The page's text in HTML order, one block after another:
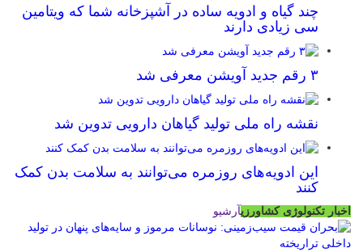
چند گیاه و ادویه ساده در آشپزخانه شما که ویتامین
سی زیادی دارند
۳ رقم جدید آویشن معرفی شد
نقشه راه ملی تولید گیاهان دارویی تدوین شد
این ادویه‌های روزمره می‌توانند به سلامت بدن کمک
کنند
اخبار تکنولوژی کشاورزیآرشیو